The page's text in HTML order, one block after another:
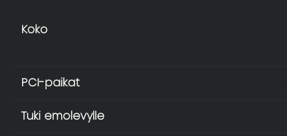
Koko
PCI-paikat
Tuki emolevylle